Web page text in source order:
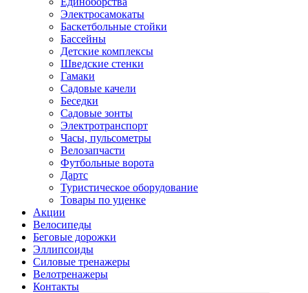
Электросамокаты
Баскетбольные стойки
Бассейны
Детские комплексы
Шведские стенки
Гамаки
Садовые качели
Беседки
Садовые зонты
Электротранспорт
Часы, пульсометры
Велозапчасти
Футбольные ворота
Дартс
Туристическое оборудование
Товары по уценке
Акции
Велосипеды
Беговые дорожки
Эллипсоиды
Силовые тренажеры
Велотренажеры
Контакты